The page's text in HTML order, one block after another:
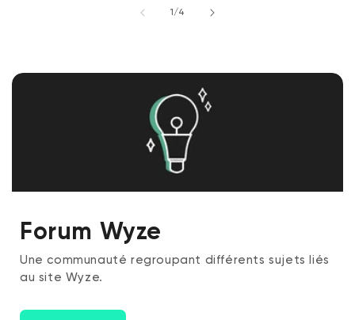
1/de
4
Forum Wyze
Une communauté regroupant différents sujets liés
au site Wyze.